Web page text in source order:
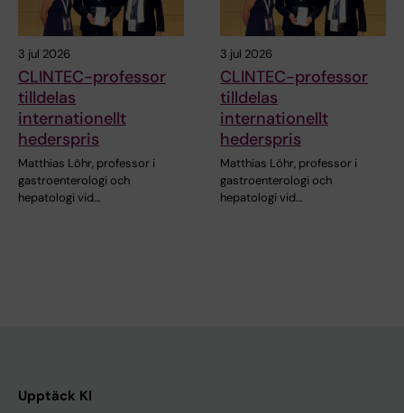
3 jul 2026
CLINTEC-professor
tilldelas
internationellt
hederspris
Matthias Löhr, professor i
gastroenterologi och
hepatologi vid…
3 jul 2026
CLINTEC-professor
tilldelas
internationellt
hederspris
Matthias Löhr, professor i
gastroenterologi och
hepatologi vid…
Upptäck KI